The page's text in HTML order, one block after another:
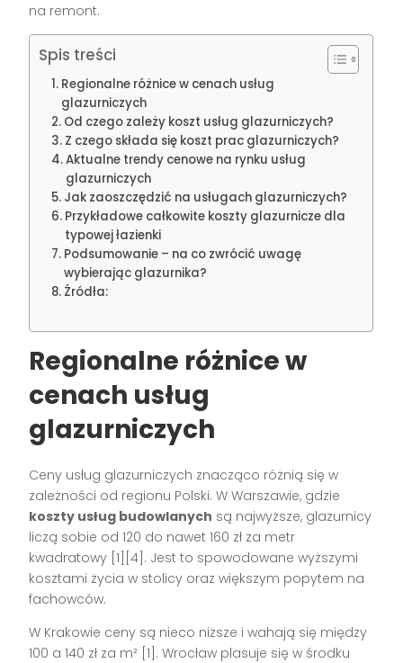
na remont.
Spis treści
Regionalne różnice w cenach usług
glazurniczych
Od czego zależy koszt usług glazurniczych?
Z czego składa się koszt prac glazurniczych?
Aktualne trendy cenowe na rynku usług
glazurniczych
Jak zaoszczędzić na usługach glazurniczych?
Przykładowe całkowite koszty glazurnicze dla
typowej łazienki
Podsumowanie – na co zwrócić uwagę
wybierając glazurnika?
Źródła:
Regionalne różnice w
cenach usług
glazurniczych
Ceny usług glazurniczych znacząco różnią się w
zależności od regionu Polski. W Warszawie, gdzie
koszty usług budowlanych są najwyższe, glazurnicy
liczą sobie od 120 do nawet 160 zł za metr
kwadratowy [1][4]. Jest to spowodowane wyższymi
kosztami życia w stolicy oraz większym popytem na
fachowców.
W Krakowie ceny są nieco niższe i wahają się między
100 a 140 zł za m² [1]. Wrocław plasuje się w środku